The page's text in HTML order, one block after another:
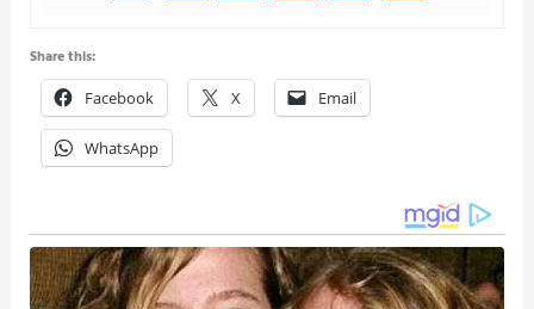
Share this:
Facebook X Email
WhatsApp